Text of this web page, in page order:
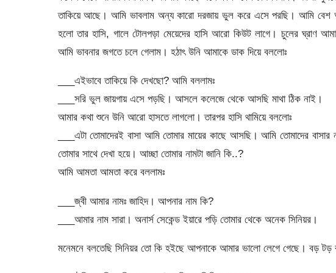
তাকিয়ে আছে। আমি ভাবলাম অন্য কারো দরজায় ভুল করে এসে পরছি। আমি বেশ
হলো তার হাসি, গালে টোলপড়া মেয়েদের হাসি আরো কিউট লাগে। চুলের ঘ্রাণ
আমি ভাবনার জগতে চলে গেলাম। হঠাৎ উনি আমাকে ডাক দিয়ে বললোঃ
___এইভাবে তাকিয়ে কি দেখছো? আমি বললামঃ
___সরি ভুল জায়গায় এসে পড়ছি। আসলে কলেজে থেকে আসছি মাথা ঠিক নাই।
আমার কথা শুনে উনি আরো হাসতে লাগলো। তারপর হাসি থামিয়ে বললোঃ
___এটা তোমাদেরই বাসা আমি তোমার মায়ের কাছে আসছি। আমি তোমাদের
তোমার সাথে দেখা হয়ে। আচ্ছা তোমার নামটা জানি কি..?
আমি আমতা আমতা করে বললামঃ
___জ্বী আমার নামঃ জাহিদ। আপনার নাম কি?
___আমার নাম সারা। অনার্স সেকেন্ড ইয়ারে পড়ি তোমার থেকে অনেক সিনিয়র।
মনেমনে বলতেছি সিনিয়র তো কি হইছে আপনাকে আমার ভালো লেগে গেছে। বড় টড়